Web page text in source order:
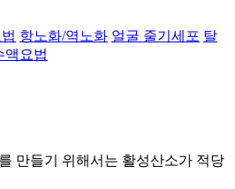
항노화/역노화 얼굴 줄기세포 탈
액요법
만들기 위해서는 활성산소가 적당